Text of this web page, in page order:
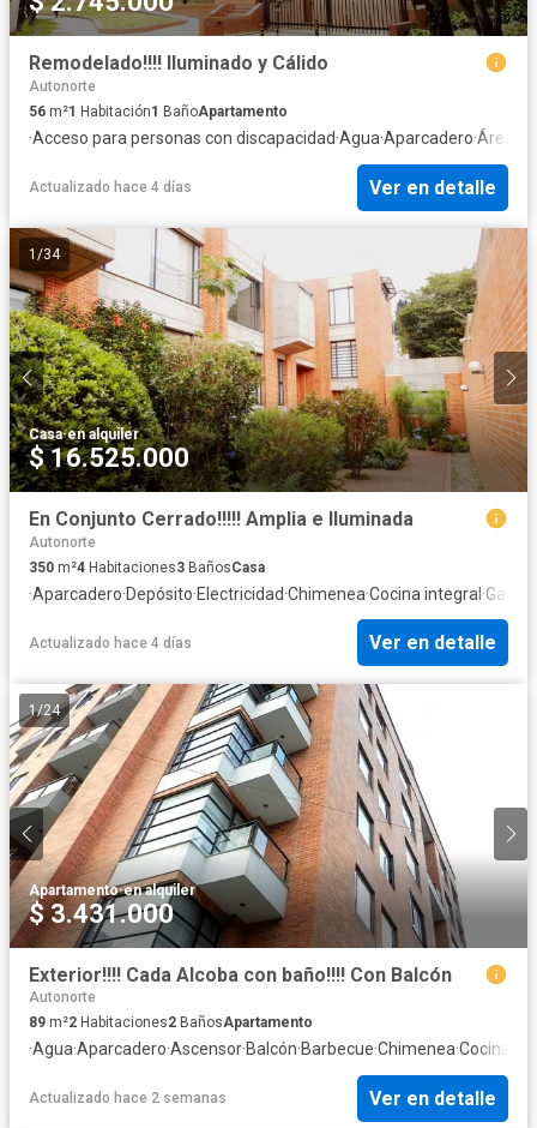
Remodelado!!!! Iluminado y Cálido
Autonorte
56 m²1 Habitación1 BañoApartamento
·Acceso para personas con discapacidad·Agua·Aparcadero·Área
Actualizado hace 4 días Ver en detalle
1 /34
Casa·en alquiler
$ 16.525.000
En Conjunto Cerrado!!!!! Amplia e Iluminada
Autonorte
350 m²4 Habitaciones3 BañosCasa
·Aparcadero·Depósito·Electricidad·Chimenea·Cocina integral ·Gas
Actualizado hace 4 días Ver en detalle
1/24
Apartamento·en alquiler
$ 3.431.000
Exterior!!!! Cada Alcoba con baño!!!! Con Balcón
Autonorte
89 m²2 Habitaciones2 BañosApartamento
·Agua·Aparcadero·Ascensor·Balcón·Barbecue·Chimenea·Cocina
Actualizado hace 2 semanas Ver en detalle